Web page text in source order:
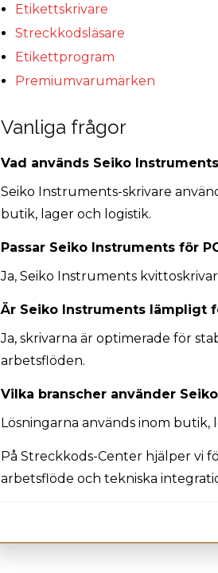
Etikettskrivare
Streckkodsläsare
Etikettprogram
Premiumvarumärken
Vanliga frågor
Vad används Seiko
Seiko Instruments-skrivare
butik, lager och logistik.
Passar Seiko Instruments för
Ja, Seiko Instruments
Är Seiko Instruments lämpligt
Ja, skrivarna är optimerade för
arbetsflöden.
Vilka branscher använder
Lösningarna används inom butik,
På Streckkods-Center hjälper vi
arbetsflöde och tekniska